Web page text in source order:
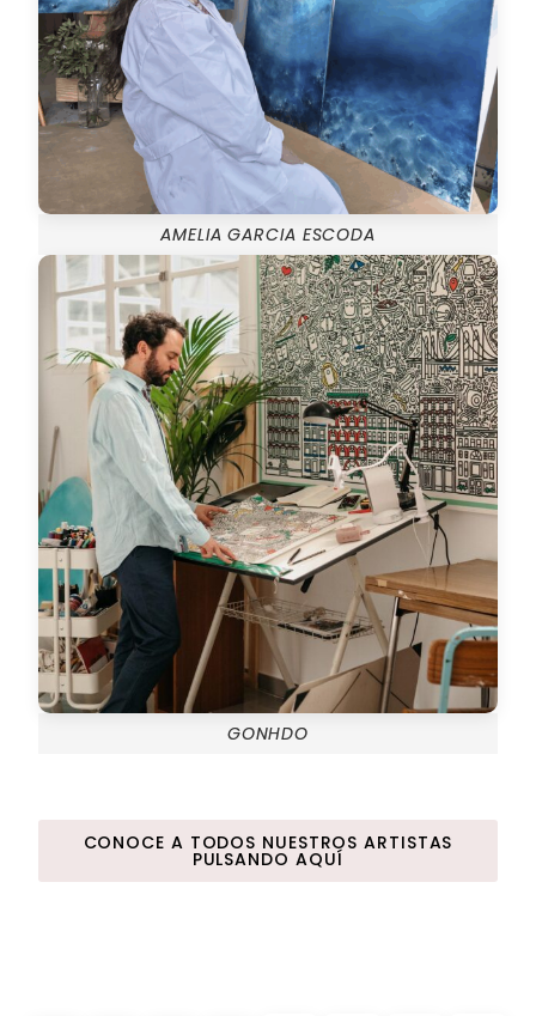
AMELIA GARCIA ESCODA
GONHDO
CONOCE A TODOS NUESTROS ARTISTAS
PULSANDO AQUÍ